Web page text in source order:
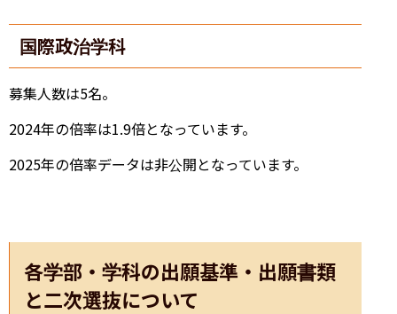
国際政治学科
募集人数は5名。
2024年の倍率は1.9倍となっています。
2025年の倍率データは非公開となっています。
各学部・学科の出願基準・出願書類
と二次選抜について